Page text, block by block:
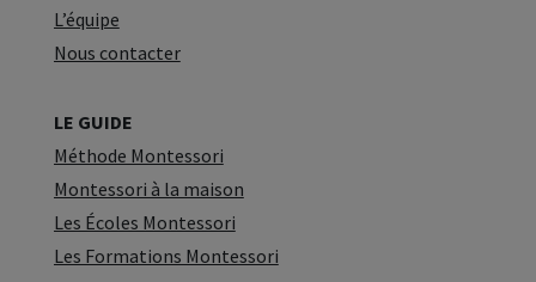
L’équipe
Nous contacter
LE GUIDE
Méthode Montessori
Montessori à la maison
Les Écoles Montessori
Les Formations Montessori